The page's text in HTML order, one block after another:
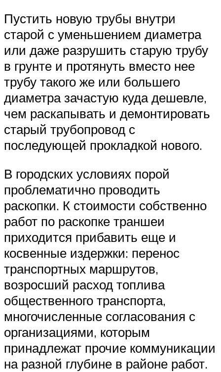
Пустить новую трубы внутри
старой с уменьшением диаметра
или даже разрушить старую трубу
в грунте и протянуть вместо нее
трубу такого же или большего
диаметра зачастую куда дешевле,
чем раскапывать и демонтировать
старый трубопровод с
последующей прокладкой нового.
В городских условиях порой
проблематично проводить
раскопки. К стоимости собственно
работ по раскопке траншеи
приходится прибавить еще и
косвенные издержки: перенос
транспортных маршрутов,
возросший расход топлива
общественного транспорта,
многочисленные согласования с
организациями, которым
принадлежат прочие коммуникации
на разной глубине в районе работ.